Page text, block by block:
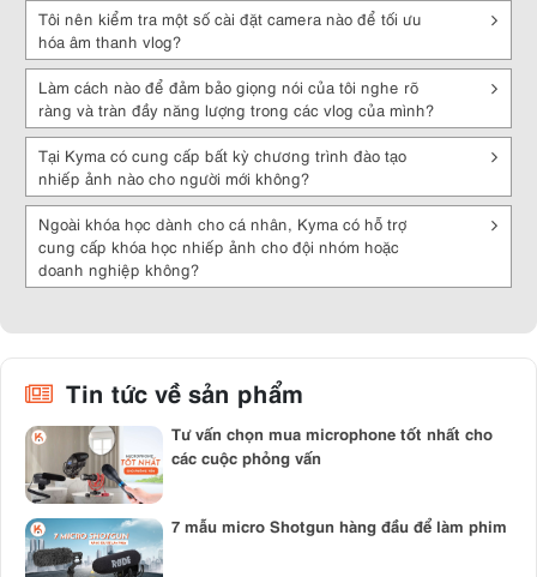
hầu hết với những thiết bị di động và máy ảnh hiện nay, microphone
Sennheiser ngày càng nhận được nhiều tin tưởng và lựa chọn của
mọi người. Rất nhiều mẫu microphone thu âm Sennheiser chất lượng
đã có mặt tại Kyma.vn, bạn hãy đến và trải nghiệm nhé.
Tôi nên kiểm tra một số cài đặt camera nào để tối ưu
hóa âm thanh vlog?
Làm cách nào để đảm bảo giọng nói của tôi nghe rõ
ràng và tràn đầy năng lượng trong các vlog của mình?
Tại Kyma có cung cấp bất kỳ chương trình đào tạo
nhiếp ảnh nào cho người mới không?
Ngoài khóa học dành cho cá nhân, Kyma có hỗ trợ
cung cấp khóa học nhiếp ảnh cho đội nhóm hoặc
doanh nghiệp không?
Tin tức về sản phẩm
Tư vấn chọn mua microphone tốt nhất cho
các cuộc phỏng vấn
7 mẫu micro Shotgun hàng đầu để làm phim